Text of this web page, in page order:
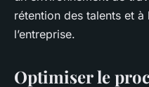
rétention des talents et
l’entreprise.
Optimiser le